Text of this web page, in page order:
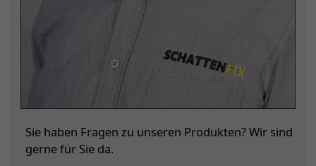
Sie haben Fragen zu unseren Produkten? Wir sind
gerne für Sie da.